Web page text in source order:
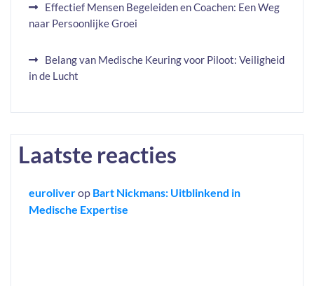
Effectief Mensen Begeleiden en Coachen: Een Weg
naar Persoonlijke Groei
Belang van Medische Keuring voor Piloot: Veiligheid
in de Lucht
Laatste reacties
euroliverop Bart Nickmans: Uitblinkend in
Medische Expertise